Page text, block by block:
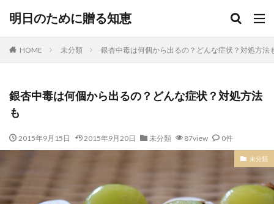
明日のために贈る知恵
HOME 未分類 銀杏中毒は何個から出るの？どんな症状？対処方法
銀杏中毒は何個から出るの？どんな症状？対処方法
も
2015年9月15日 2015年9月20日 未分類 87view 0件
未分類